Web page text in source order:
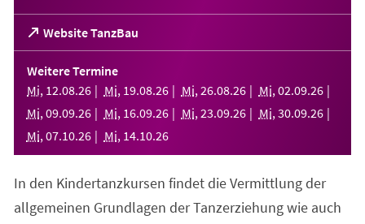
Website TanzBau
(Öffnet
in
einem
neuen
Tab)
Weitere Termine
Mi, 12.08.26 Mi, 19.08.26 Mi, 26.08.26 Mi, 02.09.26
Mi, 09.09.26 Mi, 16.09.26 Mi, 23.09.26 Mi, 30.09.26
Mi, 07.10.26 Mi, 14.10.26
In den Kindertanzkursen findet die Vermittlung der
allgemeinen Grundlagen der Tanzerziehung wie auch